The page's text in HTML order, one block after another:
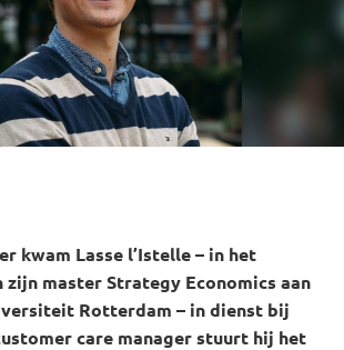
kwam Lasse l’Istelle – in het
master Strategy Economics aan
Rotterdam – in dienst bij
care manager stuurt hij het